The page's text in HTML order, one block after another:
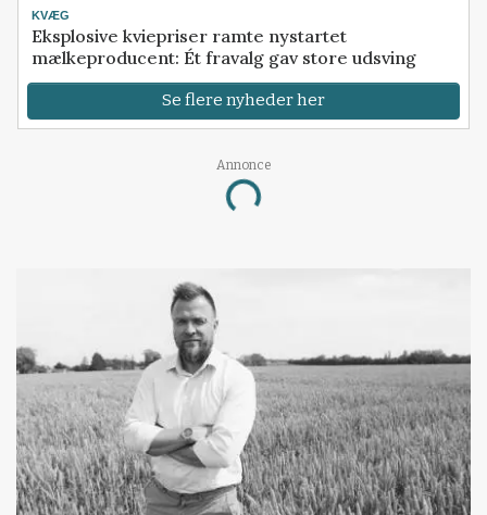
KVÆG
Eksplosive kviepriser ramte nystartet
mælkeproducent: Ét fravalg gav store udsving
Se flere nyheder her
Annonce
Loading...